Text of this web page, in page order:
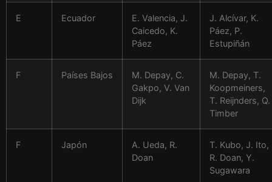
E Ecuador
E. Valencia, J.
Caicedo, K.
Páez
J. Alcívar, K.
Páez, P.
Estupiñán
F Países Bajos
M. Depay, C.
Gakpo, V. Van
Dijk
M. Depay, T.
Koopmeiners,
T. Reijnders, Q.
Timber
F Japón
A. Ueda, R.
Doan
T. Kubo, J. Ito,
R. Doan, Y.
Sugawara